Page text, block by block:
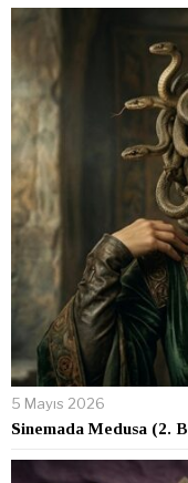
5 Mayıs 2026
Sinemada Medusa (2.